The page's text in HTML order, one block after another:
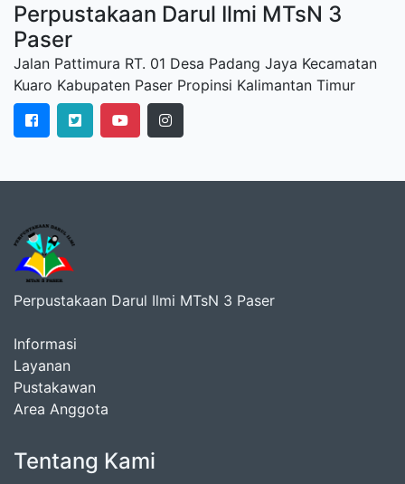
Perpustakaan Darul Ilmi MTsN 3
Paser
Jalan Pattimura RT. 01 Desa Padang Jaya Kecamatan
Kuaro Kabupaten Paser Propinsi Kalimantan Timur
Perpustakaan Darul Ilmi MTsN 3 Paser
Informasi
Layanan
Pustakawan
Area Anggota
Tentang Kami